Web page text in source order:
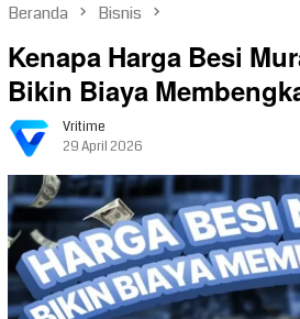
Beranda Bisnis
Kenapa Harga Besi
Bikin Biaya
Vritime
29 April 2026